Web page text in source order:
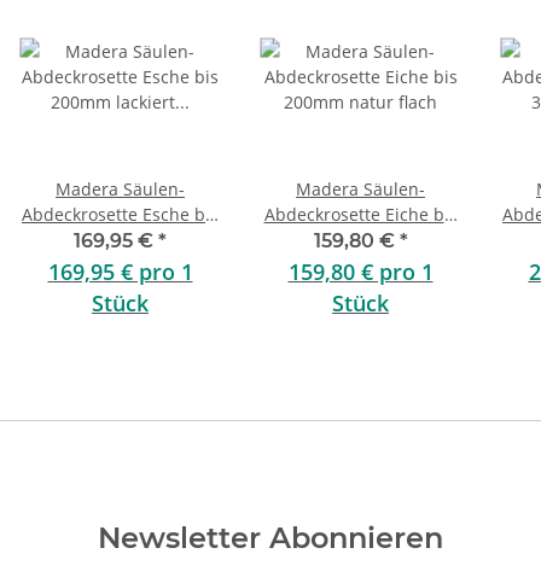
Madera Säulen-
Abdeckrosette Esche bis
200mm lackiert flach
169,95 € *
169,95 € pro 1
Stück
Madera Säulen-
Abdeckrosette Eiche bis
200mm natur flach
159,80 € *
159,80 € pro 1
Stück
Newsletter Abonnieren